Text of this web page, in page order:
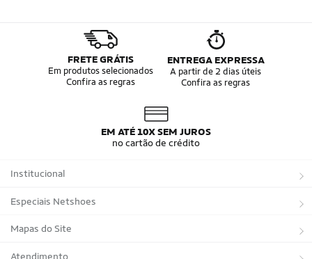
FRETE GRÁTIS
Em produtos selecionados
Confira as regras
ENTREGA EXPRESSA
A partir de 2 dias úteis
Confira as regras
EM ATÉ 10X SEM JUROS
no cartão de crédito
Institucional
Sobre a Netshoes
Política de Privacidade
Programa de Afiliados
Especiais Netshoes
Suplementos
Corrida
Mapas do Site
Marcas
Atendimento